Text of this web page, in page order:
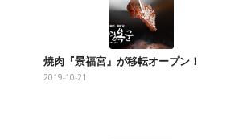
焼肉『景福宮』が移転オープン！
2019-10-21